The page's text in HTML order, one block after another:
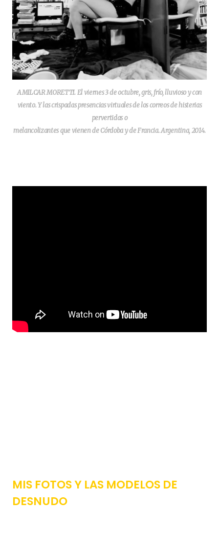
AMILCAR MORETTI. El viernes 3 de octubre, gris, frío, lluvioso y con
viento. Y las crispadas presencias virtuales de los correos de histerias
pervertidas o
melancolizantes que vienen de Córdoba y de Francia. Argentina, 2014.
MIS FOTOS Y LAS MODELOS DE
DESNUDO